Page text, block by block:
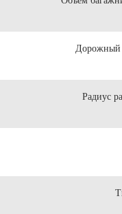
Дорожный
Радиус